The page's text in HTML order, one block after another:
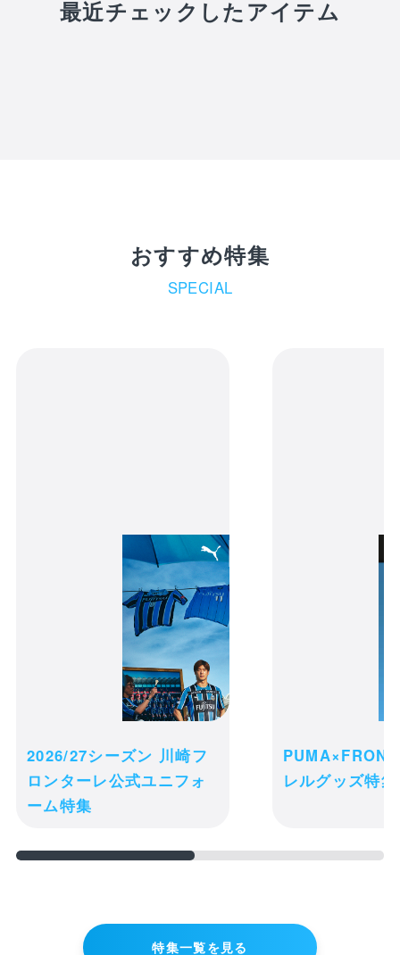
最近チェックしたアイテム
おすすめ特集
SPECIAL
2026/27シーズン 川崎フ
ロンターレ公式ユニフォ
ーム特集
レルグッズ特
特集一覧を見る